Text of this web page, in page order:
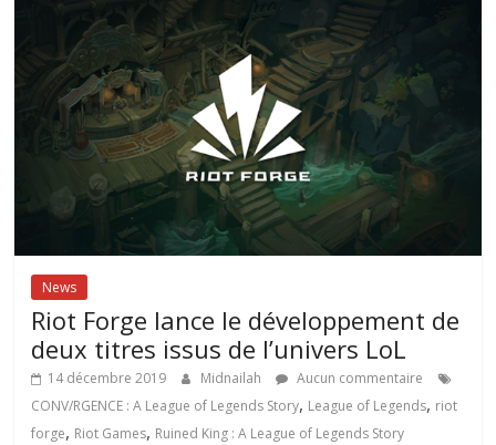
News
Riot Forge lance le développement de
deux titres issus de l’univers LoL
14 décembre 2019 Midnailah
Aucun commentaire
CONV/RGENCE : A League of Legends Story, League of Legends, riot
forge, Riot Games, Ruined King : A League of Legends Story